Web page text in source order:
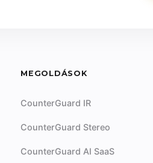
MEGOLDÁSOK
CounterGuard IR
CounterGuard Stereo
CounterGuard AI SaaS